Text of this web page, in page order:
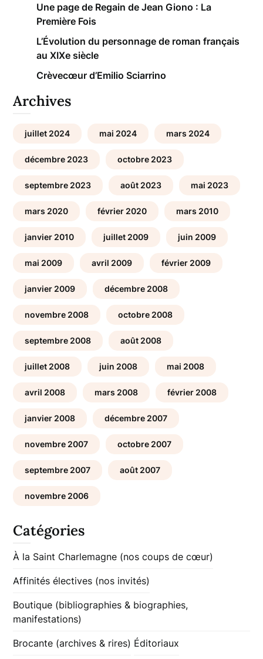
Une page de Regain de Jean Giono : La
Première Fois
L’Évolution du personnage de roman français
au XIXe siècle
Crèvecœur d’Emilio Sciarrino
Archives
juillet 2024 mai 2024 mars 2024
décembre 2023 octobre 2023
septembre 2023 août 2023 mai 2023
mars 2020 février 2020 mars 2010
janvier 2010 juillet 2009 juin 2009
mai 2009 avril 2009 février 2009
janvier 2009 décembre 2008
novembre 2008 octobre 2008
septembre 2008 août 2008
juillet 2008 juin 2008 mai 2008
avril 2008 mars 2008 février 2008
janvier 2008 décembre 2007
novembre 2007 octobre 2007
septembre 2007 août 2007
novembre 2006
Catégories
À la Saint Charlemagne (nos coups de cœur)
Affinités électives (nos invités)
Boutique (bibliographies & biographies,
manifestations)
Brocante (archives & rires) Éditoriaux